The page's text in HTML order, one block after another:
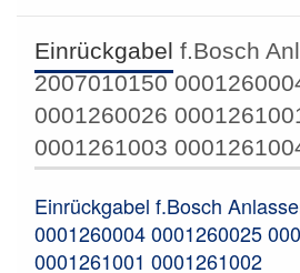
Einrückgabel f.Bosch
2007010150
0001260026
0001261003
Einrückgabel f.Bosch
0001260004 0001260025
0001261001 0001261002